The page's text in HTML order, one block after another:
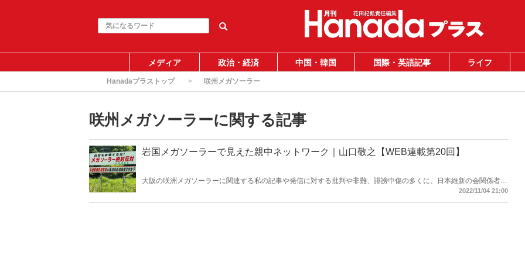
メディア 政治・経済 中国・韓国 国際・英語記事 ライフ
Hanadaプラストップ 咲州メガソーラー
咲州メガソーラーに関する記事
岩国メガソーラーで見えた親中ネットワーク｜山口敬之【WEB連載第20回】
大阪の咲洲メガソーラーに関連する私の記事や発信に対する批判や非難、誹謗中傷の多くに、日本維新の会関係者や
支持者が関与していることがわかった。ところが岩国市など大阪以外の上海電力の絡むメガソーラー取材に対して
2022/11/04 21:00